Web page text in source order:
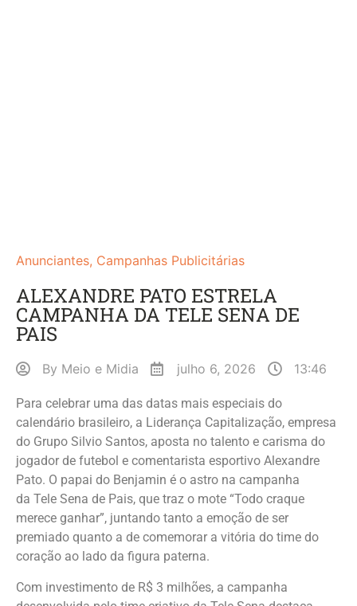
Anunciantes, Campanhas Publicitárias
ALEXANDRE PATO ESTRELA
CAMPANHA DA TELE SENA DE
PAIS
By Meio e Midia julho 6, 2026 13:46
Para celebrar uma das datas mais especiais do
calendário brasileiro, a Liderança Capitalização, empresa
do Grupo Silvio Santos, aposta no talento e carisma do
jogador de futebol e comentarista esportivo Alexandre
Pato. O papai do Benjamin é o astro na campanha
da Tele Sena de Pais, que traz o mote “Todo craque
merece ganhar”, juntando tanto a emoção de ser
premiado quanto a de comemorar a vitória do time do
coração ao lado da figura paterna.
Com investimento de R$ 3 milhões, a campanha